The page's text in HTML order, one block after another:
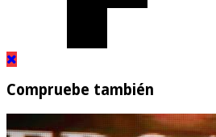
Compruebe también